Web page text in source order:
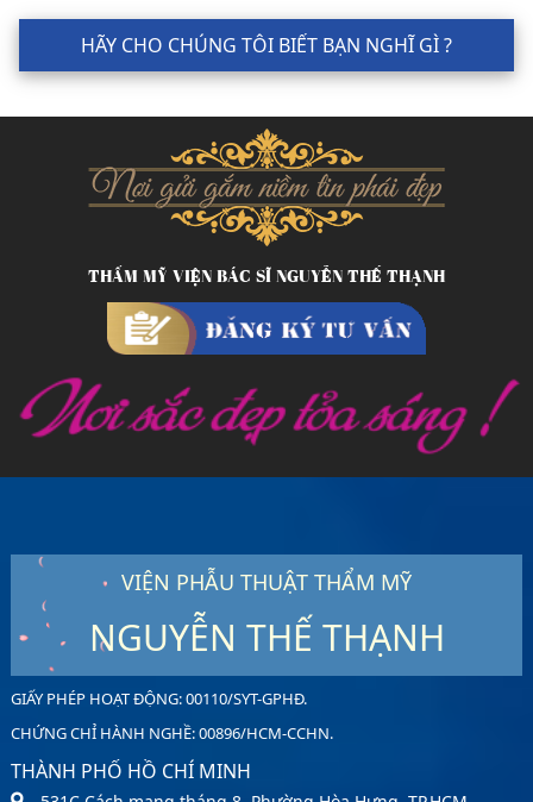
HÃY CHO CHÚNG TÔI BIẾT BẠN NGHĨ GÌ ?
THẨM MỸ VIỆN BÁC SĨ NGUYỄN THẾ THẠNH
VIỆN PHẪU THUẬT THẨM MỸ
NGUYỄN THẾ THẠNH
GIẤY PHÉP HOẠT ĐỘNG: 00110/SYT-GPHĐ.
CHỨNG CHỈ HÀNH NGHỀ: 00896/HCM-CCHN.
THÀNH PHỐ HỒ CHÍ MINH